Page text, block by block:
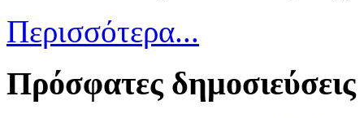
Περισσότερα...
Πρόσφατες δημοσιεύσεις